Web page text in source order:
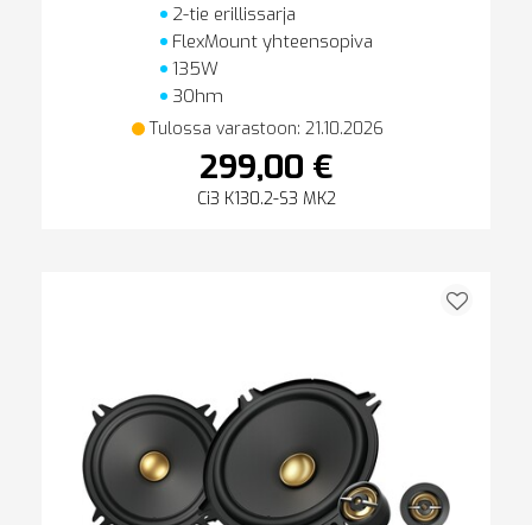
2-tie erillissarja
FlexMount yhteensopiva
135W
3Ohm
Tulossa varastoon: 21.10.2026
299,00 €
Ci3 K130.2-S3 MK2